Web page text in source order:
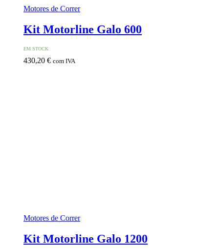
Motores de Correr
Kit Motorline Galo 600
EM STOCK
430,20 € com IVA
Motores de Correr
Kit Motorline Galo 1200